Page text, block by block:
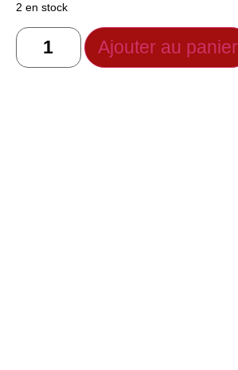
2 en stock
Ajouter au panier